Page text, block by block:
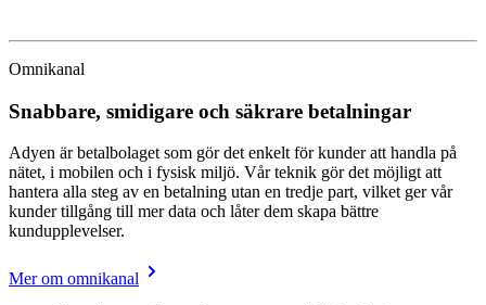
Omnikanal
Snabbare, smidigare och säkrare betalningar
Adyen är betalbolaget som gör det enkelt för kunder att handla på
nätet, i mobilen och i fysisk miljö. Vår teknik gör det möjligt att
hantera alla steg av en betalning utan en tredje part, vilket ger vår
kunder tillgång till mer data och låter dem skapa bättre
kundupplevelser.
Mer om omnikanal